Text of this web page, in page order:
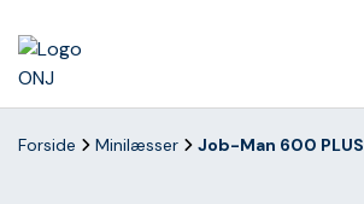
Forside Minilæsser Job-Man 600 PLUS